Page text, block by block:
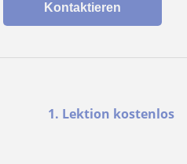
Kontaktieren
1. Lektion kostenlos